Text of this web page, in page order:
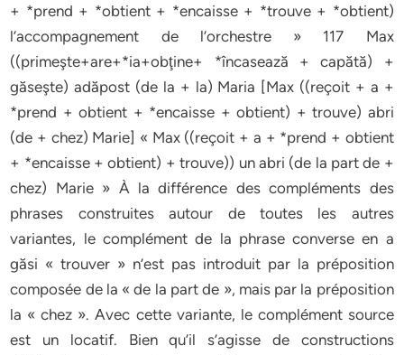
+ *prend + *obtient + *encaisse + *trouve + *obtient)
l’accompagnement de l’orchestre » 117 Max
((primeşte+are+*ia+obţine+ *încasează + capătă) +
găseşte) adăpost (de la + la) Maria [Max ((reçoit + a +
*prend + obtient + *encaisse + obtient) + trouve) abri
(de + chez) Marie] « Max ((reçoit + a + *prend + obtient
+ *encaisse + obtient) + trouve)) un abri (de la part de +
chez) Marie » À la différence des compléments des
phrases construites autour de toutes les autres
variantes, le complément de la phrase converse en a
găsi « trouver » n’est pas introduit par la préposition
composée de la « de la part de », mais par la préposition
la « chez ». Avec cette variante, le complément source
est un locatif. Bien qu’il s’agisse de constructions